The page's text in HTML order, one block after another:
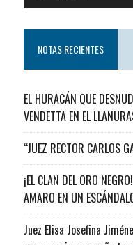
NOTAS RECIENTES
EL HURACÁN QUE
VENDETTA EN EL
“JUEZ RECTOR CARLOS
¡EL CLAN DEL ORO
AMARO EN UN
Juez Elisa Josefina